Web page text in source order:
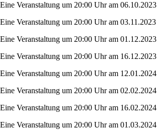
Eine Veranstaltung um 20:00 Uhr am 06.10.2023
Eine Veranstaltung um 20:00 Uhr am 03.11.2023
Eine Veranstaltung um 20:00 Uhr am 01.12.2023
Eine Veranstaltung um 20:00 Uhr am 16.12.2023
Eine Veranstaltung um 20:00 Uhr am 12.01.2024
Eine Veranstaltung um 20:00 Uhr am 02.02.2024
Eine Veranstaltung um 20:00 Uhr am 16.02.2024
Eine Veranstaltung um 20:00 Uhr am 01.03.2024